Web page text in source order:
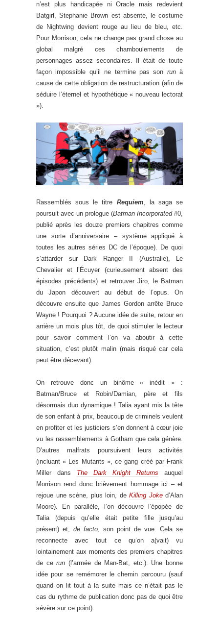
n’est plus handicapée ni Oracle mais redevient
Batgirl, Stephanie Brown est absente, le costume
de Nightwing devient rouge au lieu de bleu, etc.
Pour Morrison, cela ne change pas grand chose au
global malgré ces chamboulements de
personnages assez secondaires. Il était de toute
façon impossible qu’il ne termine pas son runà
cause de cette obligation de restructuration (afin de
séduire l’éternel et hypothétique « nouveau lectorat
»).
Rassemblés sous le titre Requiem , la saga se
poursuit avec un prologue (Batman Incorporated#0,
publié après les douze premiers chapitres comme
une sorte d’anniversaire – système appliqué à
toutes les autres séries DC de l’époque). De quoi
s’attarder sur Dark Ranger II (Australie), Le
Chevalier et l’Écuyer (curieusement absent des
épisodes précédents) et retrouver Jiro, le Batman
du Japon découvert au début de l’opus. On
découvre ensuite que James Gordon arrête Bruce
Wayne ! Pourquoi ? Aucune idée de suite, retour en
arrière un mois plus tôt, de quoi stimuler le lecteur
pour savoir comment l’on va aboutir à cette
situation, c’est plutôt malin (mais risqué car cela
peut être décevant).
On retrouve donc un binôme « inédit » :
Batman/Bruce et Robin/Damian, père et fils
désormais duo dynamique ! Talia ayant mis la tête
de son enfant à prix, beaucoup de criminels veulent
en profiter et les justiciers s’en donnent à cœur joie
vu les rassemblements à Gotham que cela génère.
D’autres malfrats poursuivent leurs activités
(incluant « Les Mutants », ce gang créé par Frank
Miller dans The Dark Knight Returns auquel
Morrison rend donc brièvement hommage ici – et
rejoue une scène, plus loin, de Killing Joked’Alan
Moore). En parallèle, l’on découvre l’épopée de
Talia (depuis qu’elle était petite fille jusqu’au
présent) et, de facto , son point de vue. Cela se
reconnecte avec tout ce qu’on a(vait) vu
lointainement aux moments des premiers chapitres
de cerun (l’armée de Man-Bat, etc.). Une bonne
idée pour se remémorer le chemin parcouru (sauf
quand on lit tout à la suite mais ce n’était pas le
cas du rythme de publication donc pas de quoi être
sévère sur ce point).